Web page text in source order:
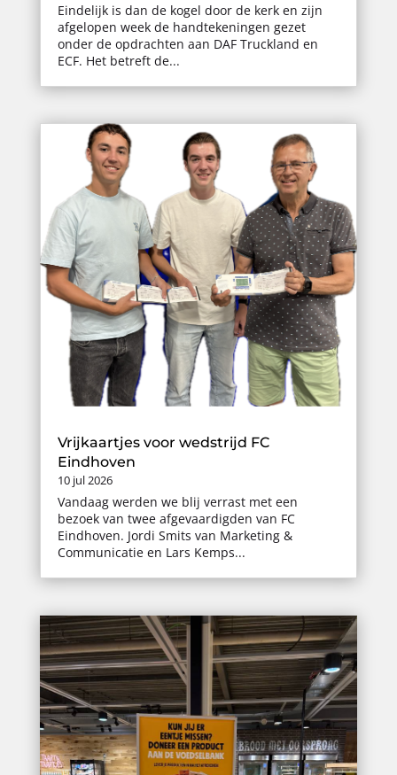
Eindelijk is dan de kogel door de kerk en zijn
afgelopen week de handtekeningen gezet
onder de opdrachten aan DAF Truckland en
ECF. Het betreft de...
Vrijkaartjes voor wedstrijd FC
Eindhoven
10 jul 2026
Vandaag werden we blij verrast met een
bezoek van twee afgevaardigden van FC
Eindhoven. Jordi Smits van Marketing &
Communicatie en Lars Kemps...